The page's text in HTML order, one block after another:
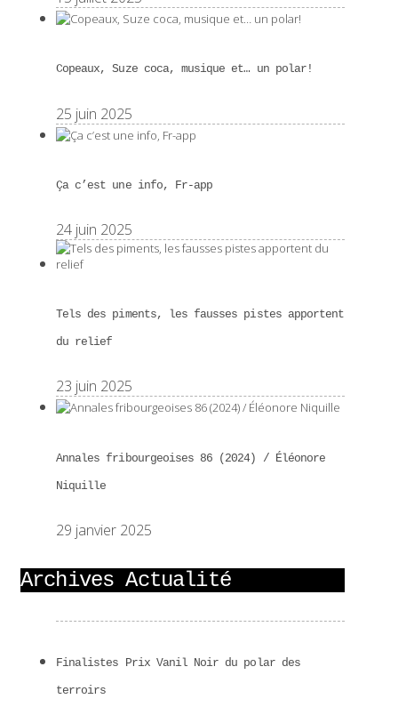
Copeaux, Suze coca, musique et… un polar!
25 juin 2025
Ça c’est une info, Fr-app
24 juin 2025
Tels des piments, les fausses pistes apportent
du relief
23 juin 2025
Annales fribourgeoises 86 (2024) / Éléonore
Niquille
29 janvier 2025
Archives Actualité
Finalistes Prix Vanil Noir du polar des
terroirs